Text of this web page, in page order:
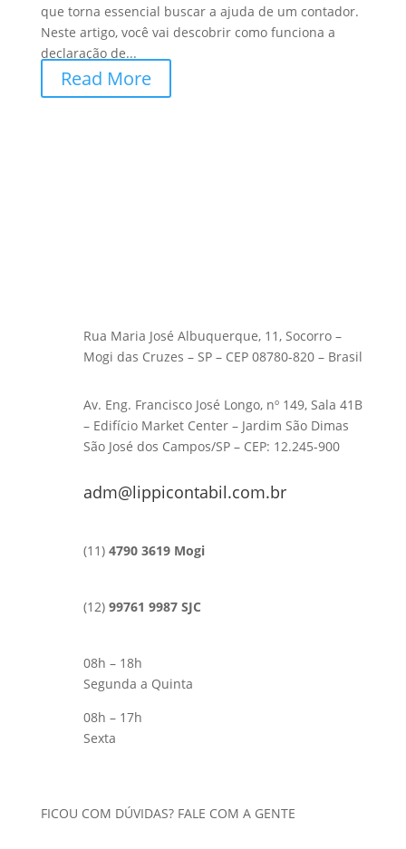
que torna essencial buscar a ajuda de um contador.
Neste artigo, você vai descobrir como funciona a
declaração de...
Read More
Rua Maria José Albuquerque, 11, Socorro –
Mogi das Cruzes – SP – CEP 08780-820 – Brasil
Av. Eng. Francisco José Longo, nº 149, Sala 41B
– Edifício Market Center – Jardim São Dimas
São José dos Campos/SP – CEP: 12.245-900
adm@lippicontabil.com.br
(11) 4790 3619 Mogi
(12) 99761 9987 SJC
08h – 18h
Segunda a Quinta
08h – 17h
Sexta
FICOU COM DÚVIDAS? FALE COM A GENTE